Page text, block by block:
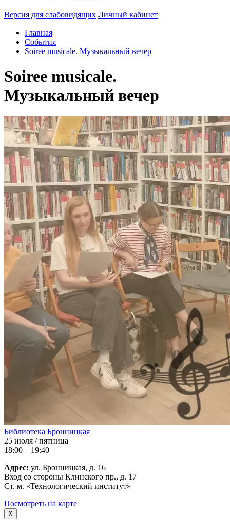
Версия для слабовидящих Личный кабинет
Главная
События
Soiree musicale. Музыкальный вечер
Soiree musicale.
Музыкальный вечер
Библиотека Бронницкая
25 июля / пятница
18:00 – 19:40
Адрес: ул. Бронницкая, д. 16
Вход со стороны Клинского пр., д. 17
Ст. м. «Технологический институт»
Посмотреть на карте
X